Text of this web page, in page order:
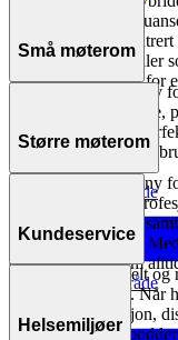
deg rom for fokus,
videomøter,
kontorlandskapet eller
Fleksible løsninger for
Små møterom
Gi møterommet en ny
podder skaper et
kontorlandskapet.
installert på et blunk,
funksjon.
Utforsk bruksområde
Større møterom
Gi møterommet en ny
skaper et stille og
plass til samarbeid,
bygningsendringer.
du et møterom som
Utforsk bruksområde
Kundeservice
Skap et profesjonelt
det åpne kontoret.
støtter konsentrasjon,
spesialtilpassede
Helsemiljøer